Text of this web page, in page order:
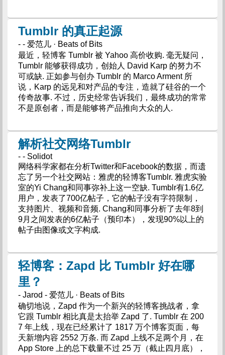
Tumblr 的真正起源
- - 爱范儿 · Beats of Bits
最近，轻博客 Tumblr 被 Yahoo 高价收购. 毫无疑问，
Tumblr 能够获得成功，创始人 David Karp 的努力不
可或缺. 正如参与创办 Tumblr 的 Marco Arment 所
说，Karp 的远见和对产品的专注，造就了硅谷的一个
传奇故事. 不过，历史经常告诉我们，最终成功的常常
不是原创者，而是能够将产品推向大众的人.
解析社交网络Tumblr
- - Solidot
网络科学家都在分析Twitter和Facebook的数据，而遗
忘了另一个社交网站：雅虎的轻博客Tumblr. 雅虎实验
室的Yi Chang和同事弥补上这一空缺. Tumblr有1.6亿
用户，发表了700亿帖子，它的帖子没有字符限制，
支持图片、视频和音频. Chang和同事分析了去年8到
9月之间发表的6亿帖子（预印本），发现90%以上的
帖子由图像或文字构成.
轻博客：Zapd 比 Tumblr 好在哪
里？
- Jarod - 爱范儿 · Beats of Bits
确切地说，Zapd 作为一个新兴的轻博客挑战者，拿
它跟 Tumblr 相比真是太抬举 Zapd 了. Tumblr 在 200
7 年上线，现在已经累计了 1817 万个博客页面，每
天新增内容 2552 万条. 而 Zapd 上线不足两个月，在
App Store 上的总下载量不过 25 万（截止四月底），